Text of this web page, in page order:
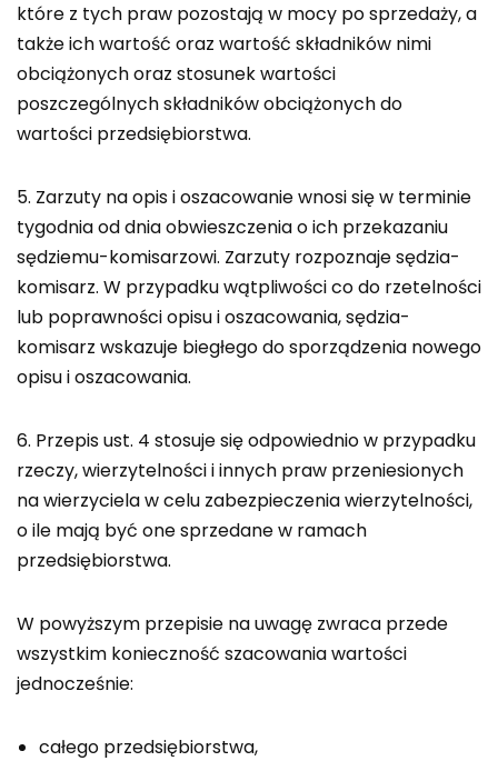
które z tych praw pozostają w mocy po sprzedaży, a
także ich wartość oraz wartość składników nimi
obciążonych oraz stosunek wartości
poszczególnych składników obciążonych do
wartości przedsiębiorstwa.
5. Zarzuty na opis i oszacowanie wnosi się w terminie
tygodnia od dnia obwieszczenia o ich przekazaniu
sędziemu-komisarzowi. Zarzuty rozpoznaje sędzia-
komisarz. W przypadku wątpliwości co do rzetelności
lub poprawności opisu i oszacowania, sędzia-
komisarz wskazuje biegłego do sporządzenia nowego
opisu i oszacowania.
6. Przepis ust. 4 stosuje się odpowiednio w przypadku
rzeczy, wierzytelności i innych praw przeniesionych
na wierzyciela w celu zabezpieczenia wierzytelności,
o ile mają być one sprzedane w ramach
przedsiębiorstwa.
W powyższym przepisie na uwagę zwraca przede
wszystkim konieczność szacowania wartości
jednocześnie:
całego przedsiębiorstwa,